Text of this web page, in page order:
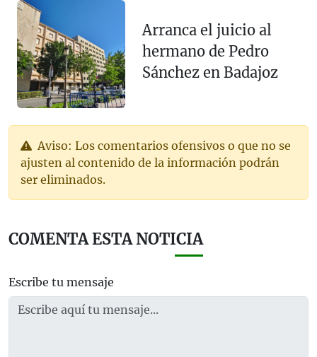
Arranca el juicio al
hermano de Pedro
Sánchez en Badajoz
Aviso: Los comentarios ofensivos o que no se
ajusten al contenido de la información podrán
ser eliminados.
COMENTA ESTA NOTICIA
Escribe tu mensaje